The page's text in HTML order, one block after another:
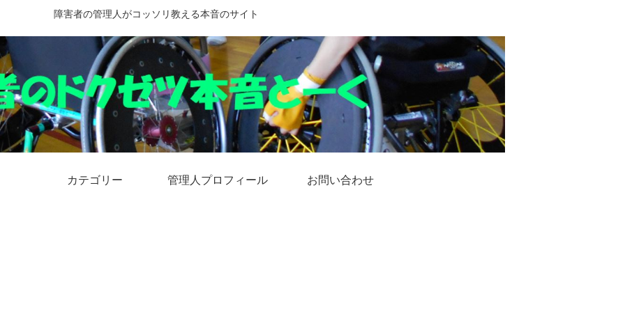
障害者の管理人がコッソリ教える本音のサイト
カテゴリー 管理人プロフィール お問い合わせ